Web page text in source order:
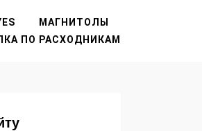
МАГНИТОЛЫ
ПО РАСХОДНИКАМ